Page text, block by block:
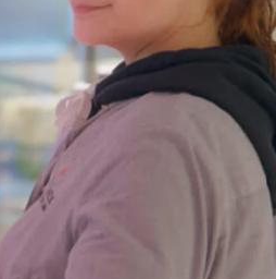
Spanien
Ukraine